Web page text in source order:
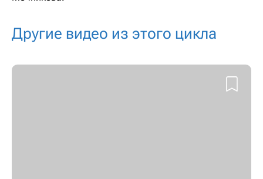
Другие видео из этого цикла